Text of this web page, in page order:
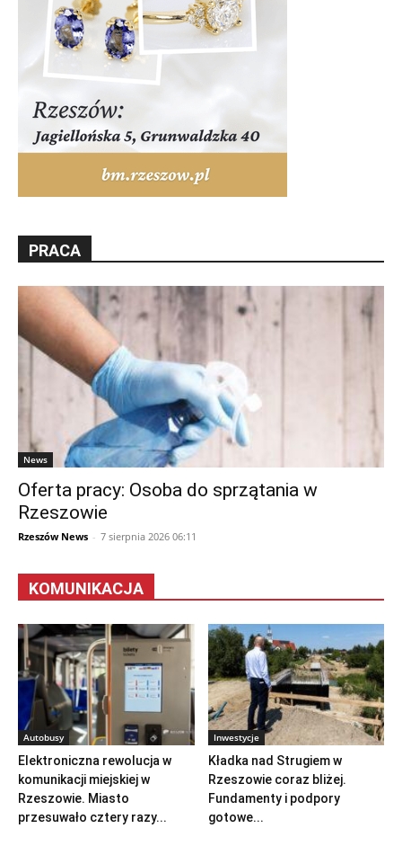
PRACA
News
Oferta pracy: Osoba do sprzątania w
Rzeszowie
Rzeszów News - 7 sierpnia 2026 06:11
KOMUNIKACJA
Autobusy
Elektroniczna rewolucja w
komunikacji miejskiej w
Rzeszowie. Miasto
przesuwało cztery razy...
Inwestycje
Kładka nad Strugiem w
Rzeszowie coraz bliżej.
Fundamenty i podpory
gotowe...